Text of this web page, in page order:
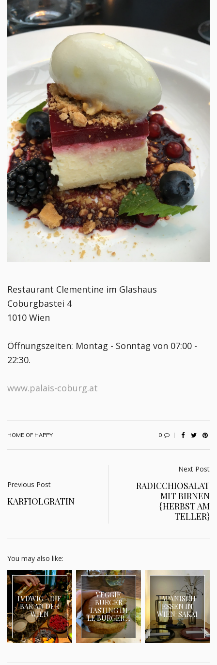
Restaurant Clementine im Glashaus
Coburgbastei 4
1010 Wien
Öffnungszeiten: Montag - Sonntag von 07:00 -
22:30.
www.palais-coburg.at
HOME OF HAPPY 0
Previous Post
KARFIOLGRATIN
Next Post
RADICCHIOSALAT
MIT BIRNEN
{HERBST AM
TELLER}
You may also like:
LVDWIG - DIE
BAR AN DER
WIEN
VEGGIE
BURGER
TASTING IM
LE BURGER ...
JAPANISCH
ESSEN IN
WIEN: SAKAI